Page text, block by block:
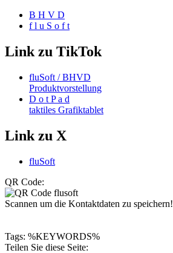
B H V D
f l u S o f t
Link zu TikTok
fluSoft / BHVD
Produktvorstellung
D o t P a d
taktiles Grafiktablet
Link zu X
fluSoft
QR Code:
Scannen um die Kontaktdaten zu speichern!
Tags: %KEYWORDS%
Teilen Sie diese Seite: